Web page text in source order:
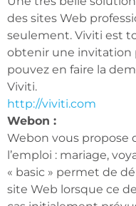
des sites Web
seulement. Viviti est
obtenir une invitation
pouvez en faire la
Viviti.
http://viviti.com
Webon :
Webon vous propose
l’emploi : mariage,
« basic » permet de
site Web lorsque ce